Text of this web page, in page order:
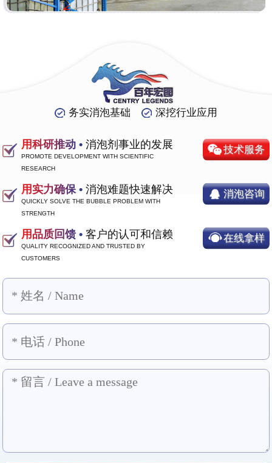
务实消泡基础 深挖行业应用
用科研推动 • 消泡剂事业的发展
PROMOTE DEVELOPMENT WITH SCIENTIFIC
RESEARCH
用实力确保 • 消泡难题快速解决
QUICKLY SOLVE THE BUBBLE PROBLEM WITH
STRENGTH
用品质回馈 • 客户的认可和信赖
QUALITY RECOGNIZED AND TRUSTED BY
CUSTOMERS
技术服务
消泡咨询
在线拿样